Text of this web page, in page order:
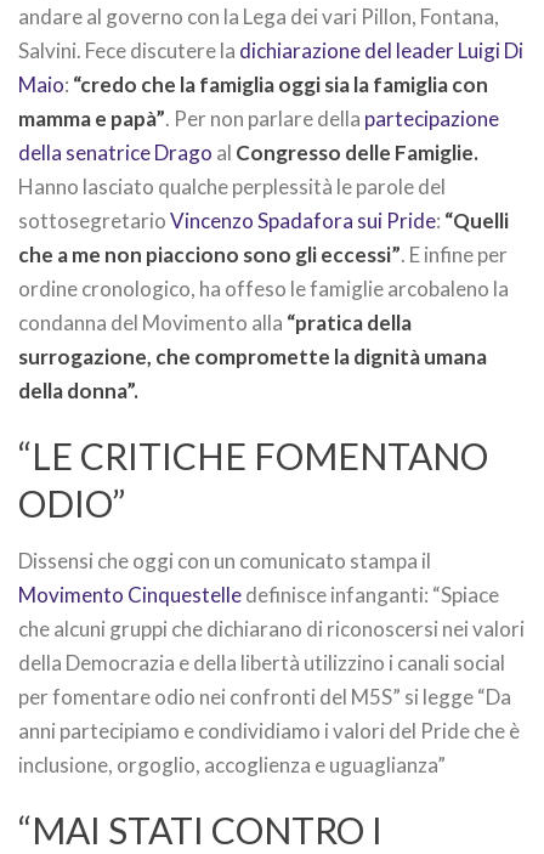
andare al governo con la Lega dei vari Pillon, Fontana,
Salvini. Fece discutere la dichiarazione del leader Luigi Di
Maio: “credo che la famiglia oggi sia la famiglia con
mamma e papà”. Per non parlare della partecipazione
della senatrice Drago al Congresso delle Famiglie.
Hanno lasciato qualche perplessità le parole del
sottosegretarioVincenzo Spadafora sui Pride: “Quelli
che a me non piacciono sono gli eccessi”. E infine per
ordine cronologico, ha offeso le famiglie arcobaleno la
condanna del Movimento alla “pratica della
surrogazione, che compromette la dignità umana
della donna”.
“LE CRITICHE FOMENTANO
ODIO”
Dissensi che oggi con un comunicato stampa il
Movimento Cinquestelledefinisce infanganti: “Spiace
che alcuni gruppi che dichiarano di riconoscersi nei valori
della Democrazia e della libertà utilizzino i canali social
per fomentare odio nei confronti del M5S” si legge “Da
anni partecipiamo e condividiamo i valori del Pride che è
inclusione, orgoglio, accoglienza e uguaglianza”
“MAI STATI CONTRO I